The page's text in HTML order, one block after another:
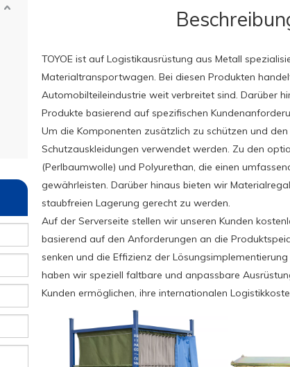
TOYOE ist auf Logistikausrüstung aus Metall
Materialtransportwagen. Bei diesen Produkten
Automobilteileindustrie weit verbreitet sind. Darüber
Produkte basierend auf spezifischen
Um die Komponenten zusätzlich zu schützen und
Schutzauskleidungen verwendet werden. Zu den
(Perlbaumwolle) und Polyurethan, die einen
gewährleisten. Darüber hinaus bieten wir
staubfreien Lagerung gerecht zu werden.
Auf der Serverseite stellen wir unseren Kunden
basierend auf den Anforderungen an die
senken und die Effizienz der
haben wir speziell faltbare und anpassbare
Kunden ermöglichen, ihre internationalen